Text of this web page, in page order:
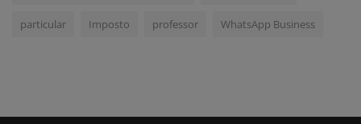
particular Imposto professor WhatsApp Business